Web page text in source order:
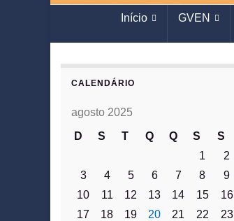
Início GVEN
CALENDÁRIO
agosto 2025
D
S T Q Q S
S
1
2
3
4 5 6 7 8
9
10
11 12 13 14 15
16
17
18 19 20 21 22
23